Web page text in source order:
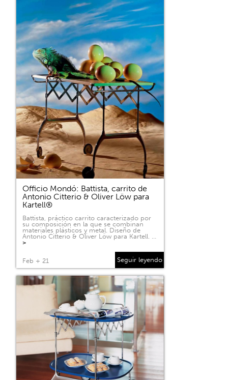
Officio Mondó: Battista, carrito de
Antonio Citterio & Oliver Löw para
Kartell®
Battista, práctico carrito caracterizado por
su composición en la que se combinan
materiales plásticos y metal. Diseño de
Antonio Citterio & Oliver Löw para Kartell. …
>
Feb + 21 Seguir leyendo